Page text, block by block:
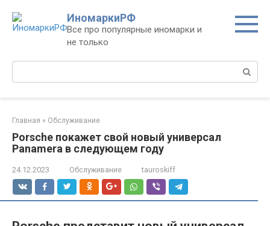
контенту
ИномаркиРФ
Все про популярные иномарки и
не только
Поиск:
Главная » Обслуживание
Porsche покажет свой новый универсал
Panamera в следующем году
24.12.2023 Обслуживание tauroskiff